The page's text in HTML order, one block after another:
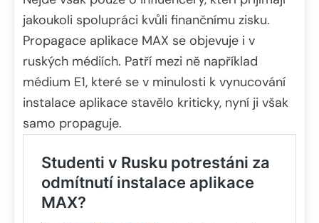
jakoukoli spolupráci kvůli finančnímu zisku.
Propagace aplikace MAX se objevuje i v
ruských médiích. Patří mezi ně například
médium E1, které se v minulosti k vynucování
instalace aplikace stavělo kriticky, nyní ji však
samo propaguje.